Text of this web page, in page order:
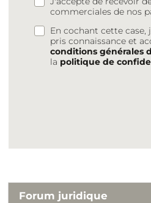
commerciales de nos
En cochant cette case,
pris connaissance et
conditions générales
la politique de
Forum juridique